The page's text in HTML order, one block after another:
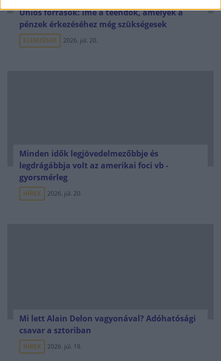
Uniós források: íme a teendők, amelyek a
pénzek érkezéséhez még szükségesek
ELEMZÉSEK 2026. júl. 20.
Minden idők legjövedelmezőbbje és
legdrágábbja volt az amerikai foci vb -
gyorsmérleg
HÍREK 2026. júl. 20.
Mi lett Alain Delon vagyonával? Adóhatósági
csavar a sztoriban
HÍREK 2026. júl. 19.